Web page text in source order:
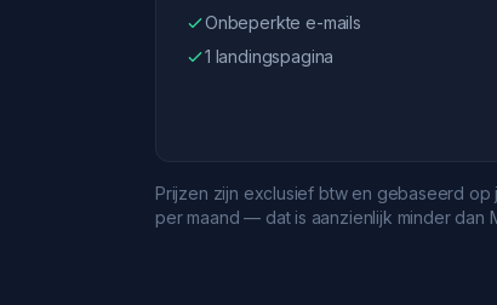
Onbeperkte e-mails
1 landingspagina
Prijzen zijn exclusief btw en gebaseerd
per maand — dat is aanzienlijk minder dan